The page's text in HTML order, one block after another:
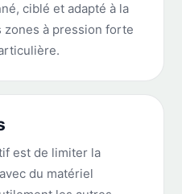
ciblé et adapté à la
zones à pression forte
est de limiter la
du matériel